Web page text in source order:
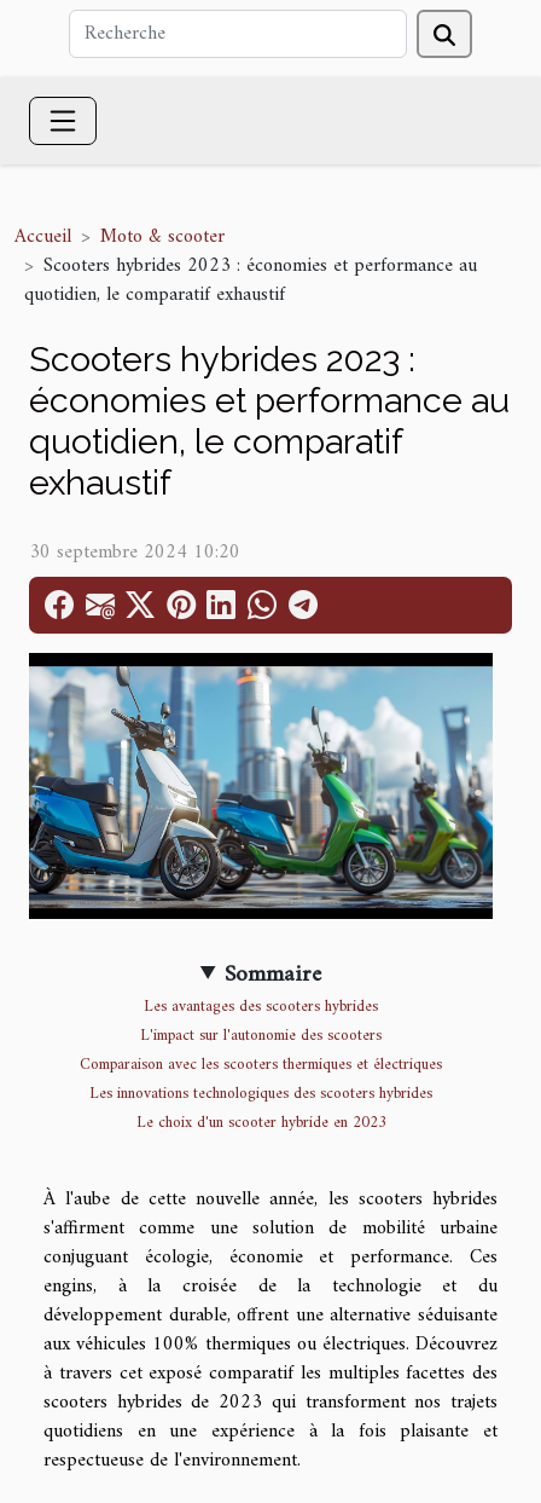
Accueil
Moto & scooter
Scooters hybrides 2023 : économies et performance au
quotidien, le comparatif exhaustif
Scooters hybrides 2023 :
économies et performance au
quotidien, le comparatif
exhaustif
30 septembre 2024 10:20
Sommaire
Les avantages des scooters hybrides
L'impact sur l'autonomie des scooters
Comparaison avec les scooters thermiques et électriques
Les innovations technologiques des scooters hybrides
Le choix d'un scooter hybride en 2023
À l'aube de cette nouvelle année, les scooters hybrides
s'affirment comme une solution de mobilité urbaine
conjuguant écologie, économie et performance. Ces
engins, à la croisée de la technologie et du
développement durable, offrent une alternative séduisante
aux véhicules 100% thermiques ou électriques. Découvrez
à travers cet exposé comparatif les multiples facettes des
scooters hybrides de 2023 qui transforment nos trajets
quotidiens en une expérience à la fois plaisante et
respectueuse de l'environnement.